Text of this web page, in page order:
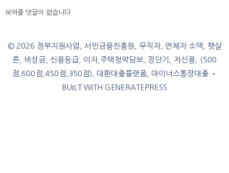
보여줄 댓글이 없습니다.
© 2026 정부지원사업, 서민금융진흥원, 무직자, 연체자 소액, 햇살
론, 비상금, 신용등급, 이자,주택청약담보, 장단기, 저신용, (500
점,600점,450점,350점), 대환대출플랫폼, 마이너스통장대출 •
BUILT WITH GENERATEPRESS